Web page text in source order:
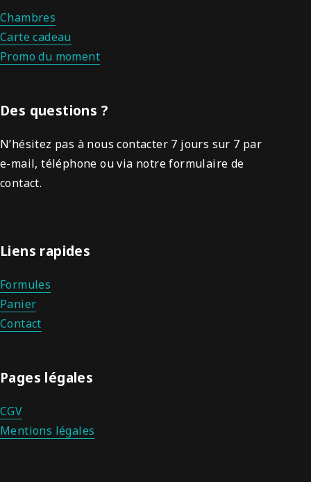
Chambres
Carte cadeau
Promo du moment
Des questions ?
N’hésitez pas à nous contacter 7 jours sur 7 par
e-mail, téléphone ou via notre formulaire de
contact.
Liens rapides
Formules
Panier
Contact
Pages légales
CGV
Mentions légales